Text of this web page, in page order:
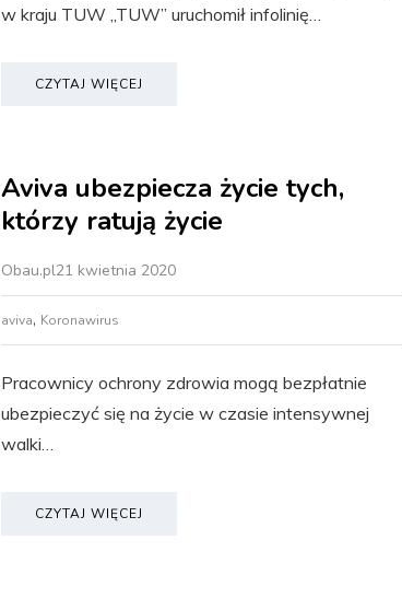
w kraju TUW „TUW” uruchomił infolinię…
CZYTAJ WIĘCEJ
Aviva ubezpiecza życie tych,
którzy ratują życie
Obau.pl21 kwietnia 2020
aviva, Koronawirus
Pracownicy ochrony zdrowia mogą bezpłatnie
ubezpieczyć się na życie w czasie intensywnej
walki…
CZYTAJ WIĘCEJ